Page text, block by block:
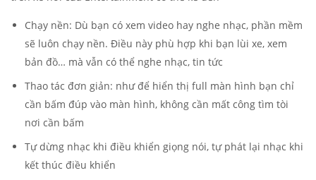
Chạy nền: Dù bạn có xem video hay nghe nhạc, phần mềm
sẽ luôn chạy nền. Điều này phù hợp khi bạn lùi xe, xem
bản đồ… mà vẫn có thể nghe nhạc, tin tức
Thao tác đơn giản: như để hiển thị full màn hình bạn chỉ
cần bấm đúp vào màn hình, không cần mất công tìm tòi
nơi cần bấm
Tự dừng nhạc khi điều khiển giọng nói, tự phát lại nhạc khi
kết thúc điều khiển